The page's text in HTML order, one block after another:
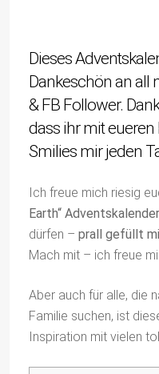
Dieses
Dankeschön an all
& FB Follower.
dass ihr mit
Smilies mir jeden
Ich freue mich riesig
Earth“
dürfen – prall gefüllt
Mach mit – ich freue
Aber auch für alle, die
Familie suchen, ist
Inspiration mit vielen